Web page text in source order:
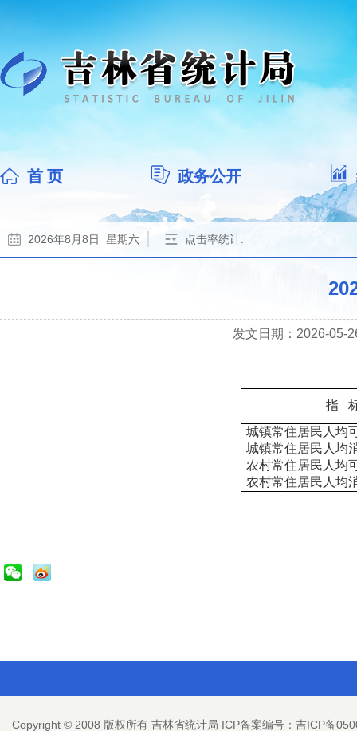
首 页 政务公开
2026年8月8日 星期六 点击率统计:
发文日期：2026-05-
指
城镇常住居民人均
城镇常住居民人均
农村常住居民人均
农村常住居民人均